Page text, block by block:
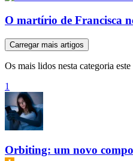
O martírio de Francisca
Carregar mais artigos
Os mais lidos nesta categoria este
1
Orbiting: um novo